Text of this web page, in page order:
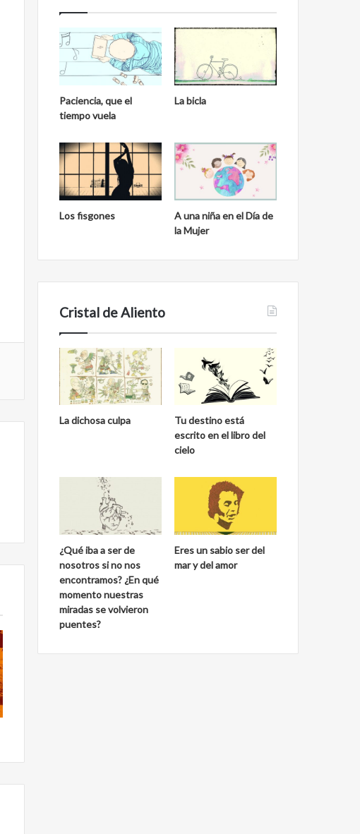
Paciencia, que el
tiempo vuela
La bicla
Los fisgones
A una niña en el Día de
la Mujer
Cristal de Aliento
La dichosa culpa
Tu destino está
escrito en el libro del
cielo
¿Qué iba a ser de
nosotros si no nos
encontramos? ¿En qué
momento nuestras
miradas se volvieron
puentes?
Eres un sabio ser del
mar y del amor